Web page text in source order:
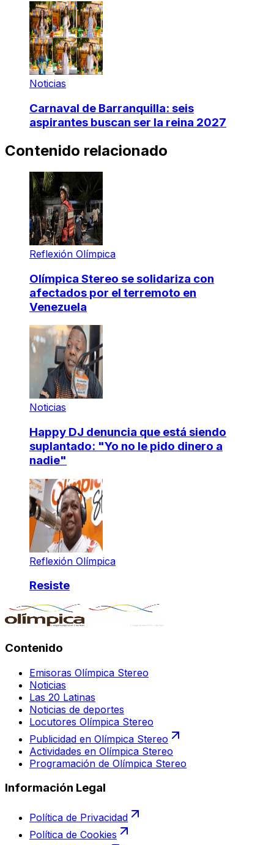
Noticias
Carnaval de Barranquilla: seis
aspirantes buscan ser la reina 2027
Contenido relacionado
Reflexión Olímpica
Olímpica Stereo se solidariza con
afectados por el terremoto en
Venezuela
Noticias
Happy DJ denuncia que está siendo
suplantado: "Yo no le pido dinero a
nadie"
Reflexión Olímpica
Resiste
Contenido
Emisoras Olímpica Stereo
Noticias
Las 20 Latinas
Noticias de deportes
Locutores Olímpica Stereo
Publicidad en Olímpica Stereo
Actividades en Olímpica Stereo
Programación de Olímpica Stereo
Información Legal
Política de Privacidad
Política de Cookies